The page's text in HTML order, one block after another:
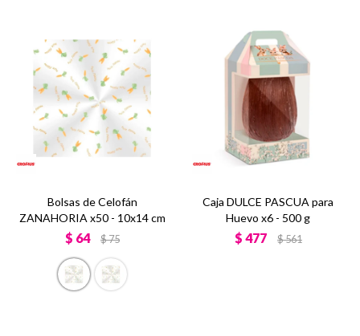
Bolsas de Celofán
ZANAHORIA x50 - 10x14 cm
$ 64 $75
Caja DULCE PASCUA para
Huevo x6 - 500 g
$ 477 $561